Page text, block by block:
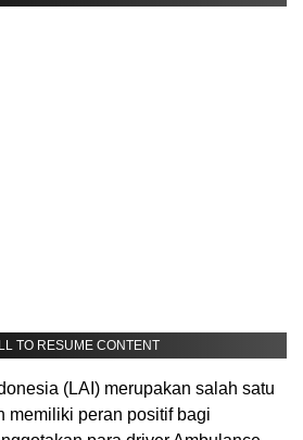
TO RESUME CONTENT
(LAI) merupakan salah satu
memiliki peran positif bagi